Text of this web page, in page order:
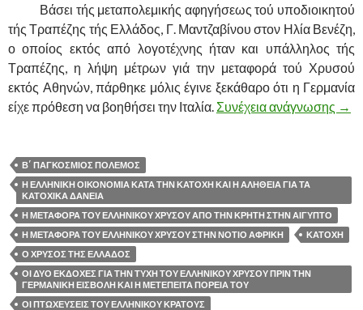
Βάσει τής μεταπολεμικής αφηγήσεως τού υποδιοικητού
τής Τραπέζης τής Ελλάδος, Γ. Μαντζαβίνου στον Ηλία Βενέζη,
ο οποίος εκτός από λογοτέχνης ήταν και υπάλληλος τής
Τραπέζης, η λήψη μέτρων γιά την μεταφορά τού Χρυσού
εκτός Αθηνών, πάρθηκε μόλις έγινε ξεκάθαρο ότι η Γερμανία
είχε πρόθεση να βοηθήσει την Ιταλία. Συνέχεια ανάγνωσης ΟΙ
→
Β΄ ΠΑΓΚΟΣΜΙΟΣ ΠΟΛΕΜΟΣ
Η ΕΛΛΗΝΙΚΗ ΟΙΚΟΝΟΜΙΑ ΚΑΤΑ ΤΗΝ ΚΑΤΟΧΗ ΚΑΙ Η ΑΛΗΘΕΙΑ ΓΙΑ ΤΑ
ΚΑΤΟΧΙΚΑ ΔΑΝΕΙΑ
Η ΜΕΤΑΦΟΡΑ ΤΟΥ ΕΛΛΗΝΙΚΟΥ ΧΡΥΣΟΥ ΑΠΟ ΤΗΝ ΚΡΗΤΗ ΣΤΗΝ ΑΙΓΥΠΤΟ
Η ΜΕΤΑΦΟΡΑ ΤΟΥ ΕΛΛΗΝΙΚΟΥ ΧΡΥΣΟΥ ΣΤΗΝ ΝΟΤΙΟ ΑΦΡΙΚΗ
ΚΑΤΟΧΗ
Ο ΧΡΥΣΟΣ ΤΗΣ ΕΛΛΑΔΟΣ
ΟΙ ΔΥΟ ΕΚΔΟΧΕΣ ΓΙΑ ΤΗΝ ΤΥΧΗ ΤΟΥ ΕΛΛΗΝΙΚΟΥ ΧΡΥΣΟΥ ΠΡΙΝ ΤΗΝ
ΓΕΡΜΑΝΙΚΗ ΕΙΣΒΟΛΗ ΚΑΙ Η ΜΕΤΕΠΕΙΤΑ ΠΟΡΕΙΑ ΤΟΥ
ΟΙ ΠΤΩΧΕΥΣΕΙΣ ΤΟΥ ΕΛΛΗΝΙΚΟΥ ΚΡΑΤΟΥΣ